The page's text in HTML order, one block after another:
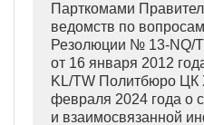
Парткомами
ведомств по
Резолюции № 13-NQ/
от 16 января 2012
KL/TW Политбюро ЦК
февраля 2024 года о
и взаимосвязанной